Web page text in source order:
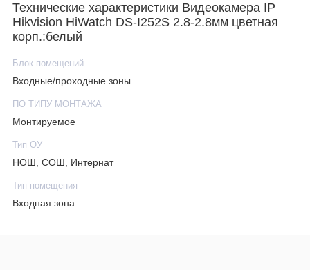
DS-I252S (2.8 мм) построена на CMOS-матрице 1/2.7" с
чувствительностью 0.01 лк при апертуре F/1.2. Укомплектована
объективом 2.8 мм с углом обзора по горизонтали 114º.
Поддерживает режим день/ночь. Оборудована механическим ИК-
фильтром для коррекции цветопередачи при достаточном
Для компрессии основного видеопотока предусмотрены кодеки
H.265 и H.264, субпотока — MJPEG, для снижения нагрузки на
сеть и сервер — 2-потоковая передача. Скорость трансляции — 25
Технические характеристики Видеокамера IP
Hikvision HiWatch DS-I252S 2.8-2.8мм цветная
корп.:белый
Блок помещений
Входные/проходные зоны
ПО ТИПУ МОНТАЖА
Монтируемое
Тип ОУ
НОШ, СОШ, Интернат
Тип помещения
Входная зона